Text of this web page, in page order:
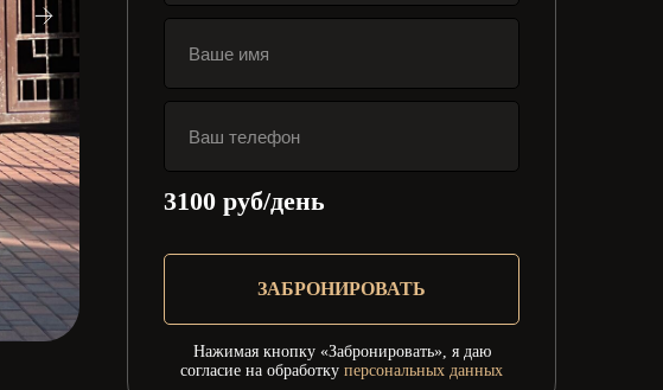
3100 руб/день
ЗАБРОНИРОВАТЬ
Нажимая кнопку «Забронировать», я даю
согласие на обработку персональных данных